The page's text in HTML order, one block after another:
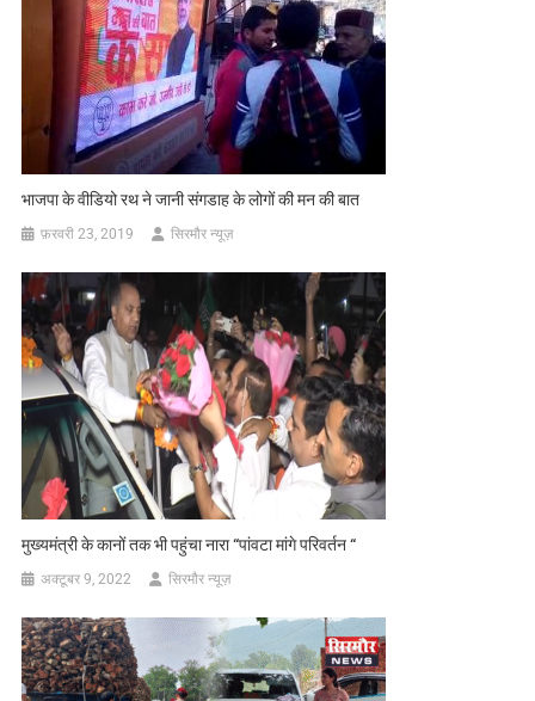
भाजपा के वीडियो रथ ने जानी संगडाह के लोगों की मन की बात
फ़रवरी 23, 2019 सिरमौर न्यूज़
मुख्यमंत्री के कानों तक भी पहुंचा नारा “पांवटा मांगे परिवर्तन “
अक्टूबर 9, 2022 सिरमौर न्यूज़